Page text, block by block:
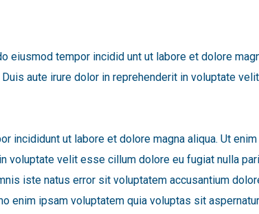
tempor incidid unt ut labore et dolore
aute irure dolor in reprehenderit in voluptate
ut labore et dolore magna aliqua. Ut
velit esse cillum dolore eu fugiat nulla
iste natus error sit voluptatem accusantium
ipsam voluptatem quia voluptas sit